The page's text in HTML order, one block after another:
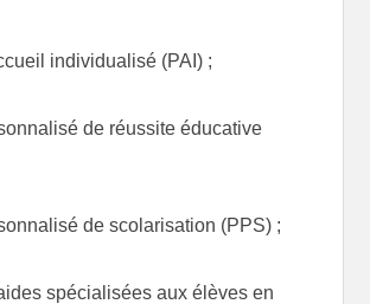
individualisé (PAI) ;
de réussite éducative
de scolarisation (PPS) ;
spécialisées aux élèves en